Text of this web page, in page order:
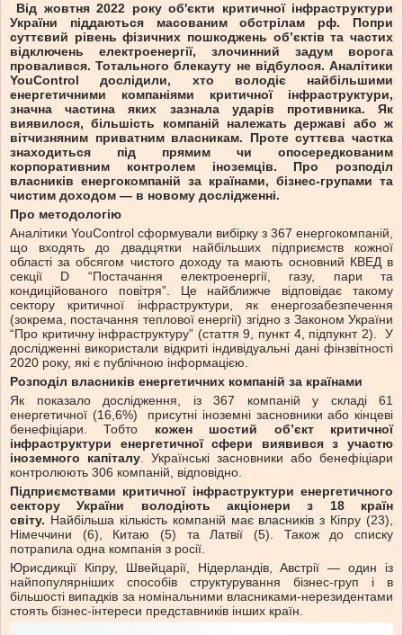
Від жовтня 2022 року об'єкти критичної інфраструктури
України піддаються масованим обстрілам рф. Попри
суттєвий рівень фізичних пошкоджень об’єктів та частих
відключень електроенергії, злочинний задум ворога
провалився. Тотального блекауту не відбулося. Аналітики
YouControl дослідили, хто володіє найбільшими
енергетичними компаніями критичної інфраструктури,
значна частина яких зазнала ударів противника. Як
виявилося, більшість компаній належать державі або ж
вітчизняним приватним власникам. Проте суттєва частка
знаходиться під прямим чи опосередкованим
корпоративним контролем іноземців. Про розподіл
власників енергокомпаній за країнами, бізнес-групами та
чистим доходом — в новому дослідженні.
Про методологію
Аналітики YouControl сформували вибірку з 367 енергокомпаній,
що входять до двадцятки найбільших підприємств кожної
області за обсягом чистого доходу та мають основний КВЕД в
секції D “Постачання електроенергії, газу, пари та
кондиційованого повітря”. Це найближче відповідає такому
сектору критичної інфраструктури, як енергозабезпечення
(зокрема, постачання теплової енергії) згідно з Законом України
“Про критичну інфраструктуру” (стаття 9, пункт 4, підпукнт 2). У
дослідженні використали відкриті індивідуальні дані фінзвітності
2020 року, які є публічною інформацією.
Розподіл власників енергетичних компаній за країнами
Як показало дослідження, із 367 компаній у складі 61
енергетичної (16,6%) присутні іноземні засновники або кінцеві
бенефіціари. Тобто кожен шостий об’єкт критичної
інфраструктури енергетичної сфери виявився з участю
іноземного капіталу. Українські засновники або бенефіціари
контролюють 306 компаній, відповідно.
Підприємствами критичної інфраструктури енергетичного
сектору України володіють акціонери з 18 країн
світу. Найбільша кількість компаній має власників з Кіпру (23),
Німеччини (6), Китаю (5) та Латвії (5). Також до списку
потрапила одна компанія з росії.
Юрисдикції Кіпру, Швейцарії, Нідерландів, Австрії — один із
найпопулярніших способів структурування бізнес-груп і в
більшості випадків за номінальними власниками-нерезидентами
стоять бізнес-інтереси представників інших країн.